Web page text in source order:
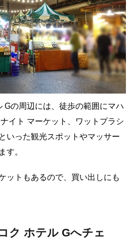
Gの周辺には、徒歩の範囲にマハ
イト マーケット、ワットプラシ
いった観光スポットやマッサー
す。
ットもあるので、買い出しにも
ク ホテル Gへチェ